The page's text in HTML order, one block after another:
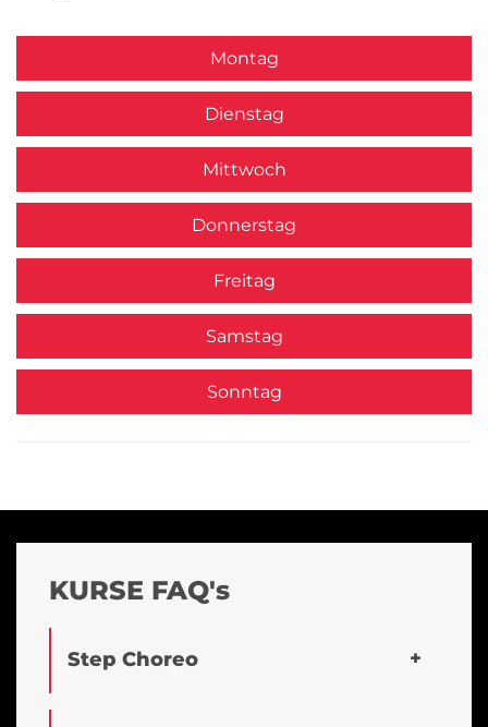
Montag
Dienstag
Mittwoch
Donnerstag
Freitag
Samstag
Sonntag
KURSE FAQ's
Step Choreo